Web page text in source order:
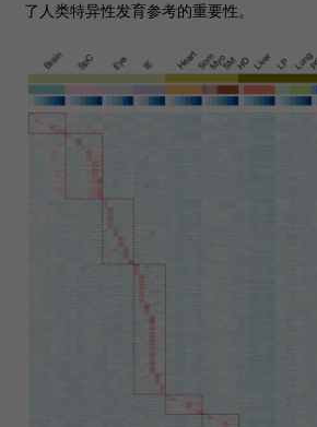
了人类特异性发育参考的重要性。